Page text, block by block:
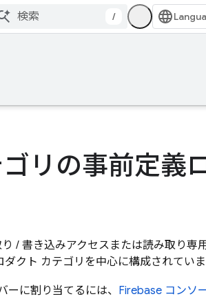
/
リの事前定義
/ 書き込みアクセスまたは読み取り専
クト カテゴリを中心に構成されていま
に割り当てるには、 Firebase コンソ